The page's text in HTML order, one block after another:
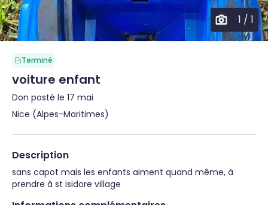
1 / 1
Terminé
voiture enfant
Don posté le 17 mai
Nice (Alpes-Maritimes)
Description
sans capot mais les enfants aiment quand même, à
prendre à st isidore village